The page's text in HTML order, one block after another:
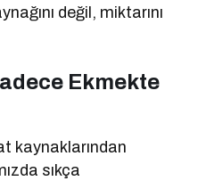
değil, miktarını
Ekmekte
kaynaklarından
sıkça